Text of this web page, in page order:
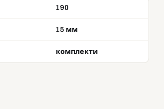
190
15 мм
комплекти